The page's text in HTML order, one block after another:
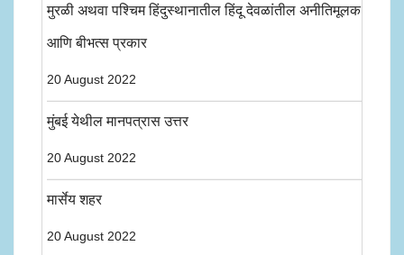
मुरळी अथवा पश्चिम हिंदुस्थानातील हिंदू देवळांतील अनीतिमूलक
आणि बीभत्स प्रकार
20 August 2022
मुंबई येथील मानपत्रास उत्तर
20 August 2022
मार्सेय शहर
20 August 2022